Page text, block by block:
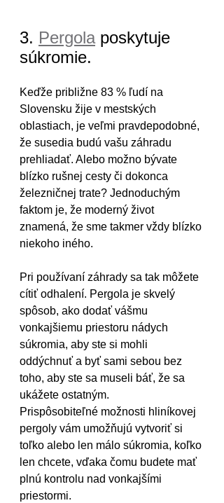
3. Pergola poskytuje
súkromie.
Keďže približne 83 % ľudí na
Slovensku žije v mestských
oblastiach, je veľmi pravdepodobné,
že susedia budú vašu záhradu
prehliadať. Alebo možno bývate
blízko rušnej cesty či dokonca
železničnej trate? Jednoduchým
faktom je, že moderný život
znamená, že sme takmer vždy blízko
niekoho iného.
Pri používaní záhrady sa tak môžete
cítiť odhalení. Pergola je skvelý
spôsob, ako dodať vášmu
vonkajšiemu priestoru nádych
súkromia, aby ste si mohli
oddýchnuť a byť sami sebou bez
toho, aby ste sa museli báť, že sa
ukážete ostatným.
Prispôsobiteľné možnosti hliníkovej
pergoly vám umožňujú vytvoriť si
toľko alebo len málo súkromia, koľko
len chcete, vďaka čomu budete mať
plnú kontrolu nad vonkajšími
priestormi.